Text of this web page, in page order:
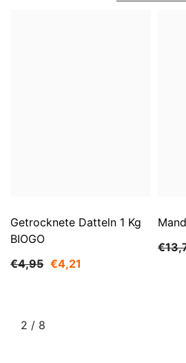
Getrocknete Datteln 1 Kg
BIOGO
€4,95 €4,21
2 / von
8